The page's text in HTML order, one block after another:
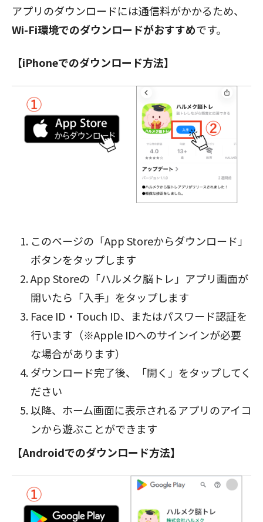
アプリのダウンロードには通信料がかかるため、
Wi-Fi環境でのダウンロードがおすすめです。
【iPhoneでのダウンロード方法】
このページの「App Storeからダウンロード」
ボタンをタップします
App Storeの「ハルメク脳トレ」アプリ画面が
開いたら「入手」をタップします
Face ID・Touch ID、またはパスワード認証を
行います（※Apple IDへのサインインが必要
な場合があります）
ダウンロード完了後、「開く」をタップしてく
ださい
以降、ホーム画面に表示されるアプリのアイコ
ンから遊ぶことができます
【Androidでのダウンロード方法】
閉じる